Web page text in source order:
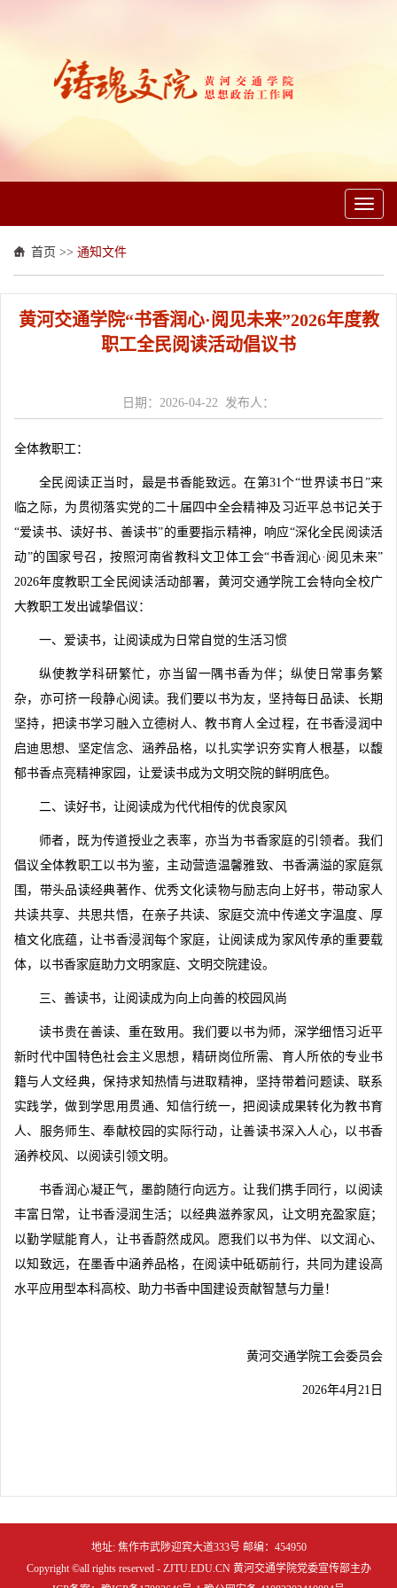
Toggle
首页 >> 通知文件
黄河交通学院“书香润心·阅见未来”2026年度教
职工全民阅读活动倡议书
日期：2026-04-22 发布人：
全体教职工：
全民阅读正当时，最是书香能致远。在第31个“世界读书日”来
临之际，为贯彻落实党的二十届四中全会精神及习近平总书记关于
“爱读书、读好书、善读书”的重要指示精神，响应“深化全民阅读活
动”的国家号召，按照河南省教科文卫体工会“书香润心·阅见未来”
2026年度教职工全民阅读活动部署，黄河交通学院工会特向全校广
大教职工发出诚挚倡议：
一、爱读书，让阅读成为日常自觉的生活习惯
纵使教学科研繁忙，亦当留一隅书香为伴；纵使日常事务繁
杂，亦可挤一段静心阅读。我们要以书为友，坚持每日品读、长期
坚持，把读书学习融入立德树人、教书育人全过程，在书香浸润中
启迪思想、坚定信念、涵养品格，以扎实学识夯实育人根基，以馥
郁书香点亮精神家园，让爱读书成为文明交院的鲜明底色。
二、读好书，让阅读成为代代相传的优良家风
师者，既为传道授业之表率，亦当为书香家庭的引领者。我们
倡议全体教职工以书为鉴，主动营造温馨雅致、书香满溢的家庭氛
围，带头品读经典著作、优秀文化读物与励志向上好书，带动家人
共读共享、共思共悟，在亲子共读、家庭交流中传递文字温度、厚
植文化底蕴，让书香浸润每个家庭，让阅读成为家风传承的重要载
体，以书香家庭助力文明家庭、文明交院建设。
三、善读书，让阅读成为向上向善的校园风尚
读书贵在善读、重在致用。我们要以书为师，深学细悟习近平
新时代中国特色社会主义思想，精研岗位所需、育人所依的专业书
籍与人文经典，保持求知热情与进取精神，坚持带着问题读、联系
实践学，做到学思用贯通、知信行统一，把阅读成果转化为教书育
人、服务师生、奉献校园的实际行动，让善读书深入人心，以书香
涵养校风、以阅读引领文明。
书香润心凝正气，墨韵随行向远方。让我们携手同行，以阅读
丰富日常，让书香浸润生活；以经典滋养家风，让文明充盈家庭；
以勤学赋能育人，让书香蔚然成风。愿我们以书为伴、以文润心、
以知致远，在墨香中涵养品格，在阅读中砥砺前行，共同为建设高
水平应用型本科高校、助力书香中国建设贡献智慧与力量！
黄河交通学院工会委员会
2026年4月21日
地址: 焦作市武陟迎宾大道333号 邮编：454950
Copyright ©all rights reserved - ZJTU.EDU.CN 黄河交通学院党委宣传部主办